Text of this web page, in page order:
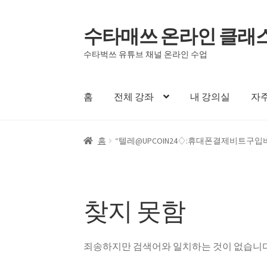
탐
색
으
건
너
기
컨
텐
츠
건
너
기
수타매쓰 온라인 클래
수타벅쓰 유튜브 채널 온라인 수업
홈 전체 강좌 내 강의실 자
홈 “텔레@UPCOIN24♢:휴대폰결제비트구
찾지 못함
죄송하지만 검색어와 일치하는 것이 없습